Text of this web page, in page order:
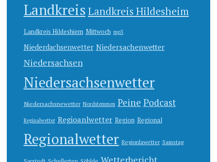
Landkreis Landkreis Hildesheim
Landkreis Hildeshiem Mittwoch mp3
Niederdachsenwetter Niedersachenwetter
Niedersachsen
Niedersachsenwetter
Niedersachsnewetter Nordstemmen Peine Podcast
Reginalwetter Regioanlwetter Region Regional
Regionalwetter Regionlawetter Samstag